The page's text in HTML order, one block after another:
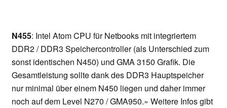
N455: Intel Atom CPU für Netbooks mit integriertem
DDR2 / DDR3 Speichercontroller (als Unterschied zum
sonst identischen N450) und GMA 3150 Grafik. Die
Gesamtleistung sollte dank des DDR3 Hauptspeicher
nur minimal über einem N450 liegen und daher immer
noch auf dem Level N270 / GMA950.» Weitere Infos gibt